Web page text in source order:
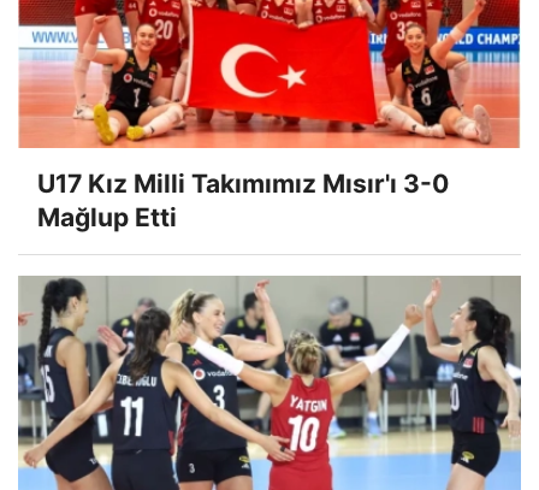
U17 Kız Milli Takımımız Mısır'ı 3-0
Mağlup Etti